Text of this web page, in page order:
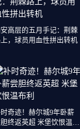
安高层的五月手记：荆棘
，球员用血性拼出转机
奇迹！赫尔城9年卧薪
终返英超 米堡饮恨温布